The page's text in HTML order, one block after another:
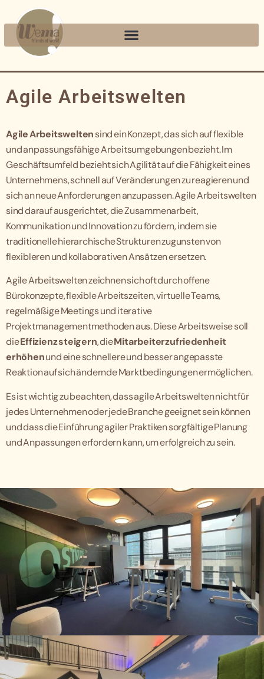
Agile Arbeitswelten
Agile Arbeitsweltensind ein Konzept, das sich auf flexible
und anpassungsfähige Arbeitsumgebungen bezieht. Im
Geschäftsumfeld bezieht sich Agilität auf die Fähigkeit eines
Unternehmens, schnell auf Veränderungen zu reagieren und
sich an neue Anforderungen anzupassen. Agile Arbeitswelten
sind darauf ausgerichtet, die Zusammenarbeit,
Kommunikation und Innovation zu fördern, indem sie
traditionelle hierarchische Strukturen zugunsten von
flexibleren und kollaborativen Ansätzen ersetzen.
Agile Arbeitswelten zeichnen sich oft durch offene
Bürokonzepte, flexible Arbeitszeiten, virtuelle Teams,
regelmäßige Meetings und iterative
Projektmanagementmethoden aus. Diese Arbeitsweise soll
dieEffizienz steigern, dieMitarbeiterzufriedenheit
erhöhenund eine schnellere und besser angepasste
Reaktion auf sich ändernde Marktbedingungen ermöglichen.
Es ist wichtig zu beachten, dass agile Arbeitswelten nicht für
jedes Unternehmen oder jede Branche geeignet sein können
und dass die Einführung agiler Praktiken sorgfältige Planung
und Anpassungen erfordern kann, um erfolgreich zu sein.